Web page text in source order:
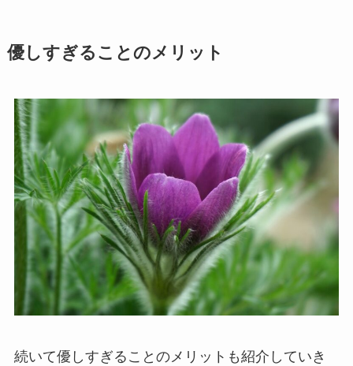
優しすぎることのメリット
続いて優しすぎることのメリットも紹介していき